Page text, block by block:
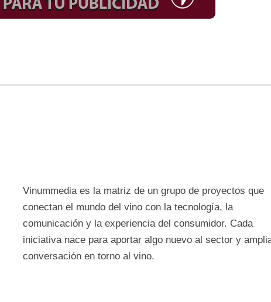
Vinummedia es la matriz de un grupo de proyectos que
conectan el mundo del vino con la tecnología, la
comunicación y la experiencia del consumidor. Cada
iniciativa nace para aportar algo nuevo al sector y
conversación en torno al vino.